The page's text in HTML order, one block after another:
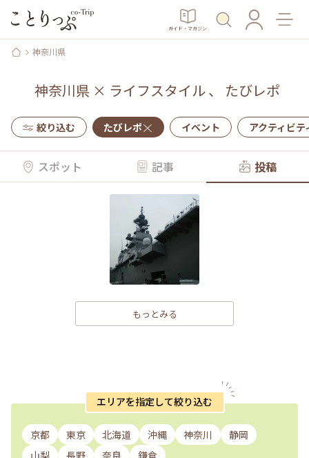
ガイド・マガジン
神奈川県
神奈川県 × ライフスタイル、 たびレポ
絞り込む たびレポ イベント アクティビテ
スポット 記事 投稿
もっとみる
エリアを指定して絞り込む
京都 東京 北海道 沖縄 神奈川
静岡
山梨
長野 奈良 鎌倉